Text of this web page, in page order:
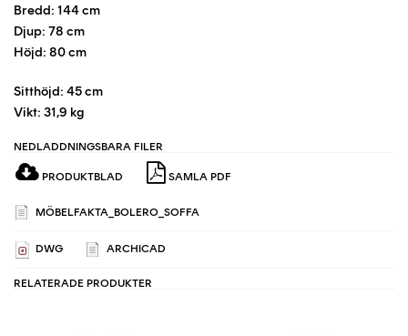
Bredd: 144 cm
Djup: 78 cm
Höjd: 80 cm
Sitthöjd: 45 cm
Vikt: 31,9 kg
NEDLADDNINGSBARA FILER
PRODUKTBLAD SAMLA PDF
MÖBELFAKTA_BOLERO_SOFFA
DWG ARCHICAD
RELATERADE PRODUKTER